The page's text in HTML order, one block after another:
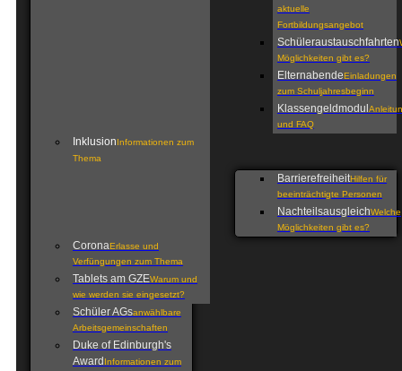
aktuelle
Fortbildungsangebot
Schüleraustauschfahrten
Möglichkeiten gibt es?
ElternabendeEinladungen
zum Schuljahresbeginn
Klassengeldmodul
und FAQ
InklusionInformationen zum
Thema
BarrierefreiheitHilfen für
beeinträchtigte Personen
NachteilsausgleichWelche
Möglichkeiten gibt es?
CoronaErlasse und
Verfüngungen zum Thema
Tablets am GZEWarum und
wie werden sie eingesetzt?
Schüler AGsanwählbare
Arbeitsgemeinschaften
Duke of Edinburgh's
Award Informationen zum